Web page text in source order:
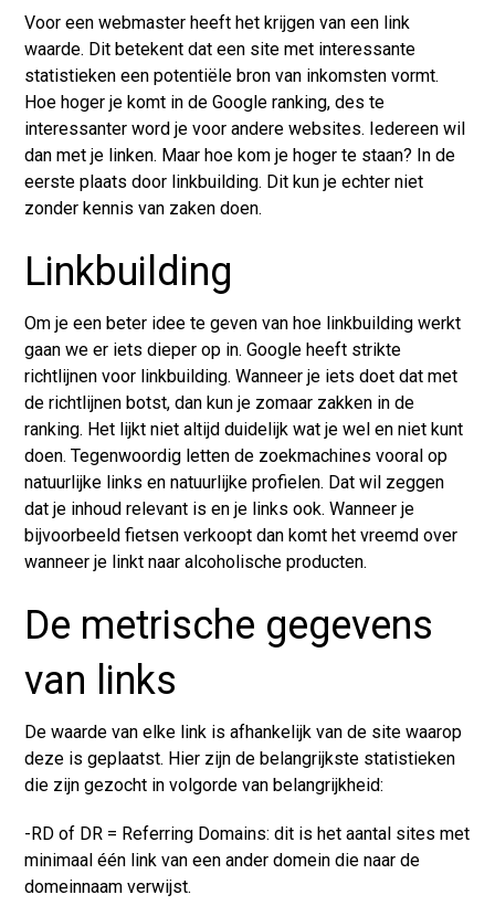
Voor een webmaster heeft het krijgen van een link
waarde. Dit betekent dat een site met interessante
statistieken een potentiële bron van inkomsten vormt.
Hoe hoger je komt in de Google ranking, des te
interessanter word je voor andere websites. Iedereen wil
dan met je linken. Maar hoe kom je hoger te staan? In de
eerste plaats door linkbuilding. Dit kun je echter niet
zonder kennis van zaken doen.
Linkbuilding
Om je een beter idee te geven van hoe linkbuilding werkt
gaan we er iets dieper op in. Google heeft strikte
richtlijnen voor linkbuilding. Wanneer je iets doet dat met
de richtlijnen botst, dan kun je zomaar zakken in de
ranking. Het lijkt niet altijd duidelijk wat je wel en niet kunt
doen. Tegenwoordig letten de zoekmachines vooral op
natuurlijke links en natuurlijke profielen. Dat wil zeggen
dat je inhoud relevant is en je links ook. Wanneer je
bijvoorbeeld fietsen verkoopt dan komt het vreemd over
wanneer je linkt naar alcoholische producten.
De metrische gegevens
van links
De waarde van elke link is afhankelijk van de site waarop
deze is geplaatst. Hier zijn de belangrijkste statistieken
die zijn gezocht in volgorde van belangrijkheid:
-RD of DR = Referring Domains: dit is het aantal sites met
minimaal één link van een ander domein die naar de
domeinnaam verwijst.